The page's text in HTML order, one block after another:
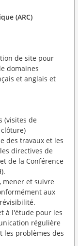
(ARC)
de site pour
domaines
et anglais et
(visites de
des travaux et les
directives de
de la Conférence
mener et suivre
aux
à l'étude pour les
régulière
les problèmes des